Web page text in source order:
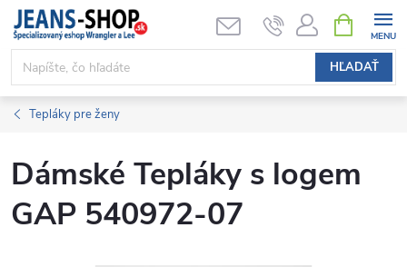
Prejsť
obsah
HĽADAŤ
KOŠÍK
Tepláky pre ženy
Dámské Tepláky s logem
GAP 540972-07